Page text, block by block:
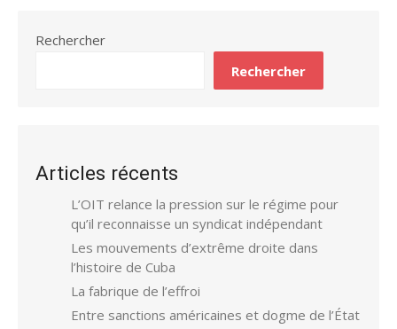
Rechercher
Rechercher
Articles récents
L’OIT relance la pression sur le régime pour
qu’il reconnaisse un syndicat indépendant
Les mouvements d’extrême droite dans
l’histoire de Cuba
La fabrique de l’effroi
Entre sanctions américaines et dogme de l’État